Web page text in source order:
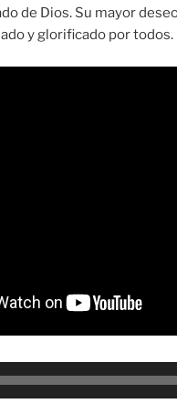
de Dios. Su mayor
y glorificado por todos.